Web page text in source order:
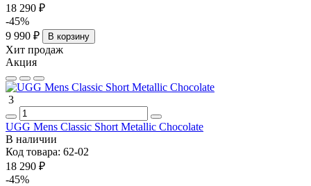
18 290 ₽
-45%
9 990 ₽
В корзину
Хит продаж
Акция
3
UGG Mens Classic Short Metallic Chocolate
В наличии
Код товара: 62-02
18 290 ₽
-45%